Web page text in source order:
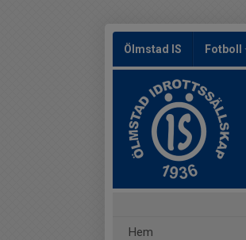
Ölmstad IS Fotboll
Hem